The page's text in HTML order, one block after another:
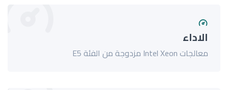
الاداء
معالجات Intel Xeon مزدوجة من الفئة E5